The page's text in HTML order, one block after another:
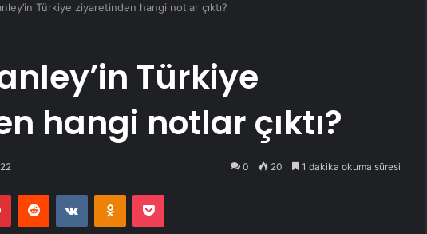
Türkiye ziyaretinden hangi notlar çıktı?
Türkiye
hangi notlar çıktı?
0 20 1 dakika okuma süresi
PinterestReddit VKontakteOdnoklassniki
Pocket